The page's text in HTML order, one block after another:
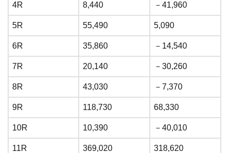
4R 8,440 －41,960
5R 55,490 5,090
6R 35,860 －14,540
7R 20,140 －30,260
8R 43,030 －7,370
9R 118,730 68,330
10R 10,390 －40,010
11R 369,020 318,620